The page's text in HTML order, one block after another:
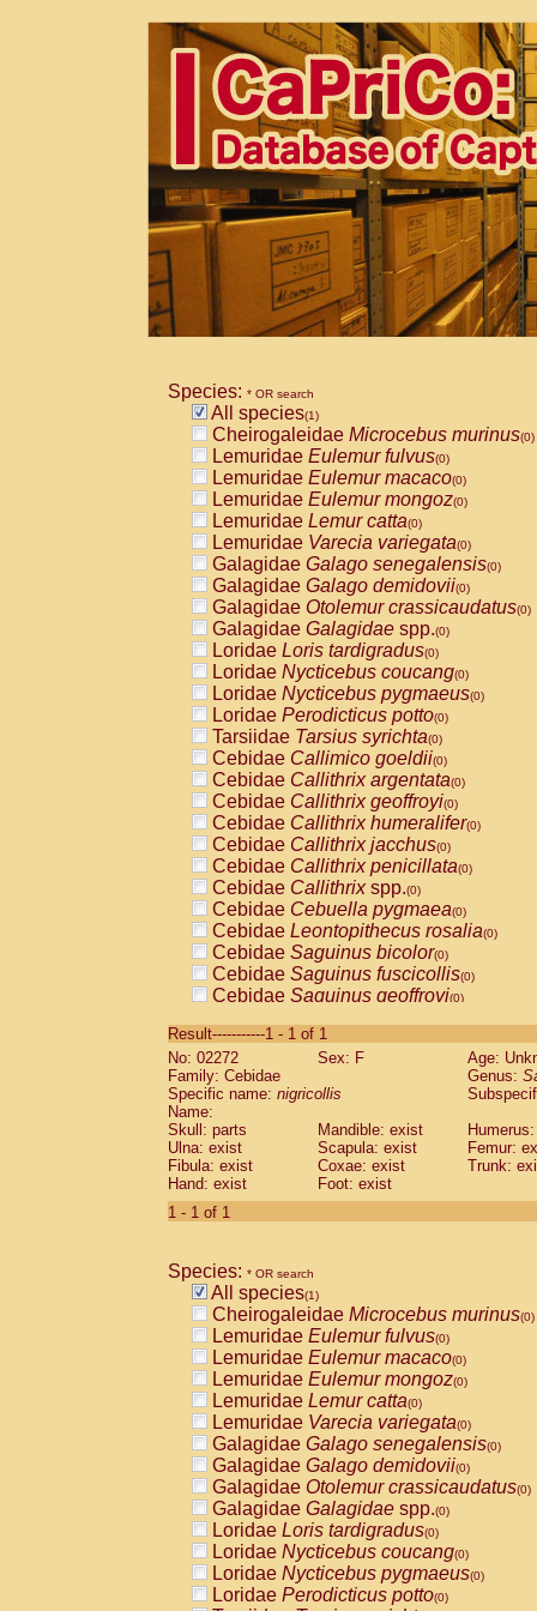
Species: * OR search
All species(1)
Cheirogaleidae Microcebus murinus(0)
Lemuridae Eulemur fulvus(0)
Lemuridae Eulemur macaco(0)
Lemuridae Eulemur mongoz(0)
Lemuridae Lemur catta(0)
Lemuridae Varecia variegata(0)
Galagidae Galago senegalensis(0)
Galagidae Galago demidovii(0)
Galagidae Otolemur crassicaudatus(0)
Galagidae Galagidae spp.(0)
Loridae Loris tardigradus(0)
Loridae Nycticebus coucang(0)
Loridae Nycticebus pygmaeus(0)
Loridae Perodicticus potto(0)
Tarsiidae Tarsius syrichta(0)
Cebidae Callimico goeldii(0)
Cebidae Callithrix argentata(0)
Cebidae Callithrix geoffroyi(0)
Cebidae Callithrix humeralifer(0)
Cebidae Callithrix jacchus(0)
Cebidae Callithrix penicillata(0)
Cebidae Callithrixspp.(0)
Cebidae Cebuella pygmaea(0)
Cebidae Leontopithecus rosalia(0)
Cebidae Saguinus bicolor(0)
Cebidae Saguinus fuscicollis(0)
Cebidae Saguinus geoffroyi(0)
CebidaeSaguinus labiatus(0)
Cebidae Saguinus leucopus (0)
Cebidae
CebidaeSaguinus mystax
Cebidae Saguinus nigricollis (1)
Cebidae Saguinus oedipus
Cebidae Saguinus weddelli
Cebidae Saguinusspp.
Cebidae
CebidaeCebus capucinus
CebidaeCebus nigrivittatus
CebidaeCebus spp.(0)
CebidaeSaimiri boliviensis(0)
CebidaeSaimiri sciureus(0)
AtelidaeAlouatta caraya(0)
AtelidaeAlouatta fusca(0)
AtelidaeAlouatta seniculus(0)
AtelidaeAlouattaspp.(0)
AtelidaeAteles belzebuth(0)
AtelidaeAteles geoffroyi(0)
AtelidaeAteles paniscus(0)
AtelidaeAtelesspp.(0)
AtelidaeLagothrix lagothricha(0)
AtelidaeLagothrix lagothricha cana
PitheciidaeCacajao calvus
Result-----------1 - 1 of 1
No: 02272
Sex: F
Age:
Family: Cebidae
Genus:
Specific name: nigricollis
Name:
Skull: parts
Mandible: exist
Ulna: exist
Scapula: exist
Femur:
Fibula: exist
Coxae: exist
Trunk:
Hand: exist
Foot: exist
1 - 1 of 1
Species: * OR search
All species(1)
Cheirogaleidae Microcebus murinus(0)
Lemuridae Eulemur fulvus(0)
Lemuridae Eulemur macaco(0)
Lemuridae Eulemur mongoz(0)
Lemuridae Lemur catta(0)
Lemuridae Varecia variegata(0)
Galagidae Galago senegalensis(0)
Galagidae Galago demidovii(0)
Galagidae Otolemur crassicaudatus(0)
Galagidae Galagidae spp.(0)
Loridae Loris tardigradus(0)
Loridae Nycticebus coucang(0)
Loridae Nycticebus pygmaeus(0)
Loridae Perodicticus potto(0)